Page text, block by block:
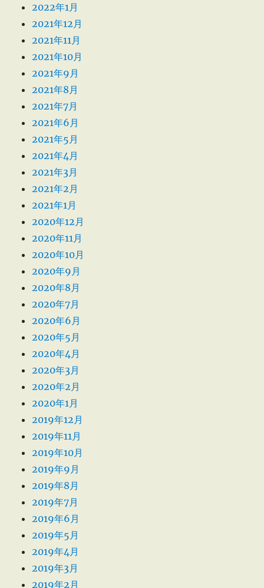
2022年1月
2021年12月
2021年11月
2021年10月
2021年9月
2021年8月
2021年7月
2021年6月
2021年5月
2021年4月
2021年3月
2021年2月
2021年1月
2020年12月
2020年11月
2020年10月
2020年9月
2020年8月
2020年7月
2020年6月
2020年5月
2020年4月
2020年3月
2020年2月
2020年1月
2019年12月
2019年11月
2019年10月
2019年9月
2019年8月
2019年7月
2019年6月
2019年5月
2019年4月
2019年3月
2019年2月